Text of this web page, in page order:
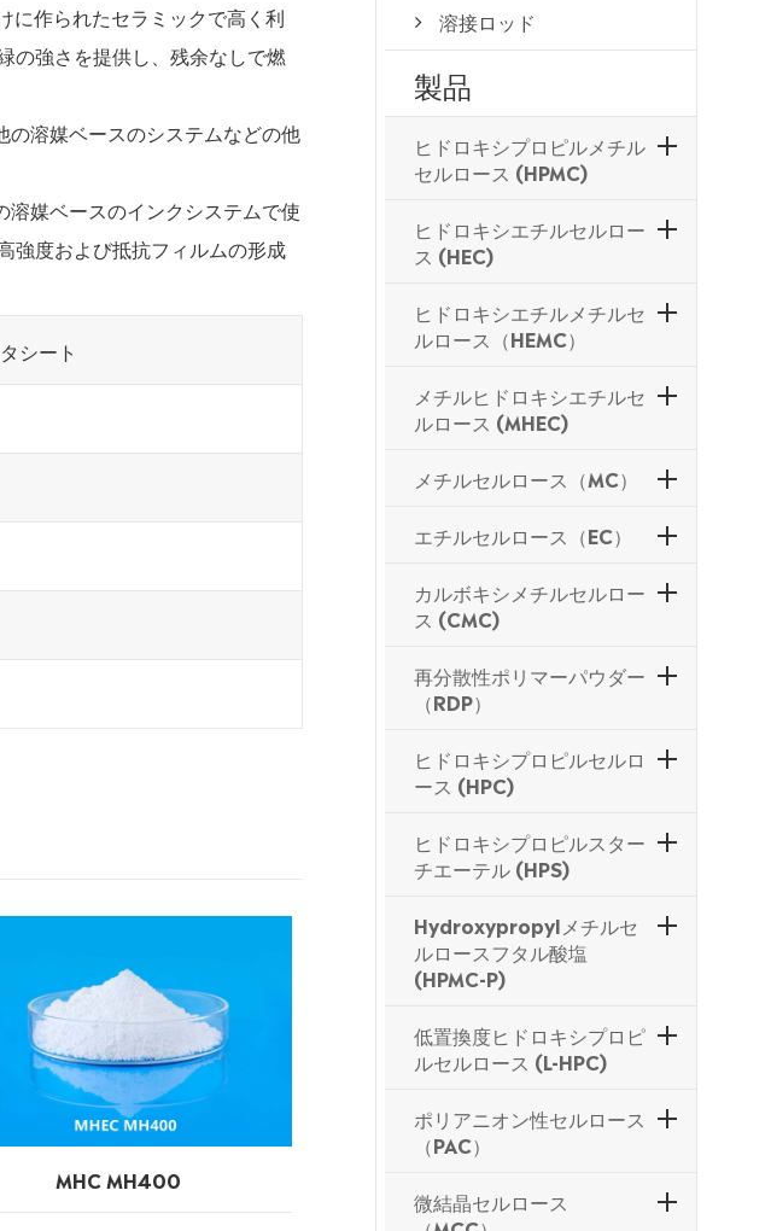
に作られたセラミックで高く利
の強さを提供し、残余なしで燃
溶媒ベースのシステムなどの他
媒ベースのインクシステムで使
強度および抵抗フィルムの形成
シート
MHC MH400
溶接ロッド
製品
ヒドロキシプロピルメチル
セルロース (HPMC)
ヒドロキシエチルセルロー
ス (HEC)
ヒドロキシエチルメチルセ
ルロース（HEMC）
メチルヒドロキシエチルセ
ルロース (MHEC)
メチルセルロース（MC）
エチルセルロース（EC）
カルボキシメチルセルロー
ス (CMC)
再分散性ポリマーパウダー
（RDP）
ヒドロキシプロピルセルロ
ース (HPC)
ヒドロキシプロピルスター
チエーテル (HPS)
Hydroxypropylメチルセ
ルロースフタル酸塩
(HPMC-P)
低置換度ヒドロキシプロピ
ルセルロース (L-HPC)
ポリアニオン性セルロース
（PAC）
微結晶セルロース